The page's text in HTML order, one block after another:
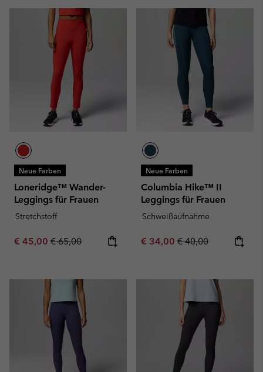
Neue Farben
Loneridge™ Wander-
Leggings für Frauen
Stretchstoff
Sale price:
€ 45,00 Regular price:
€ 65,00
Neue Farben
Columbia Hike™ II
Leggings für Frauen
Schweißaufnahme
Sale price:
€ 34,00 Regular price:
€ 40,00